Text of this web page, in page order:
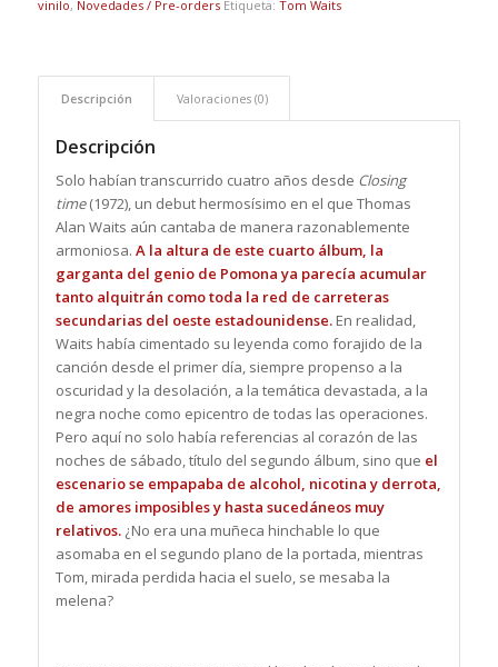
vinilo, Novedades / Pre-orders Etiqueta: Tom Waits
Descripción Valoraciones (0)
Descripción
Solo habían transcurrido cuatro años desde Closing
time(1972), un debut hermosísimo en el que Thomas
Alan Waits aún cantaba de manera razonablemente
armoniosa. A la altura de este cuarto álbum, la
garganta del genio de Pomona ya parecía acumular
tanto alquitrán como toda la red de carreteras
secundarias del oeste estadounidense.En realidad,
Waits había cimentado su leyenda como forajido de la
canción desde el primer día, siempre propenso a la
oscuridad y la desolación, a la temática devastada, a la
negra noche como epicentro de todas las operaciones.
Pero aquí no solo había referencias al corazón de las
noches de sábado, título del segundo álbum, sino que el
escenario se empapaba de alcohol, nicotina y derrota,
de amores imposibles y hasta sucedáneos muy
relativos.¿No era una muñeca hinchable lo que
asomaba en el segundo plano de la portada, mientras
Tom, mirada perdida hacia el suelo, se mesaba la
melena?